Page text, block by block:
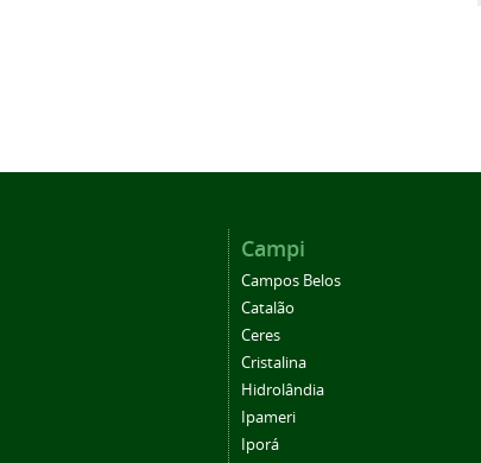
Campi
Campos Belos
Catalão
Ceres
Cristalina
Hidrolândia
Ipameri
Iporá